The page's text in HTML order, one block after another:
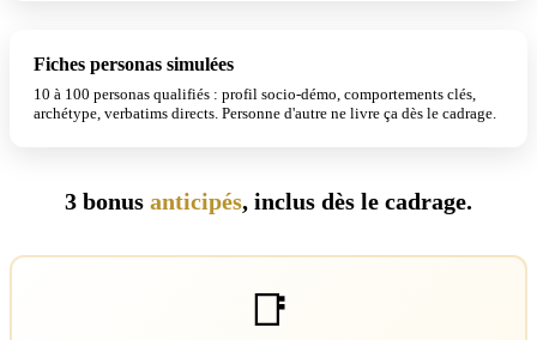
Fiches personas simulées
10 à 100 personas qualifiés : profil socio-démo, comportements clés,
archétype, verbatims directs. Personne d'autre ne livre ça dès le cadrage.
3 bonus anticipés, inclus dès le cadrage.
📑